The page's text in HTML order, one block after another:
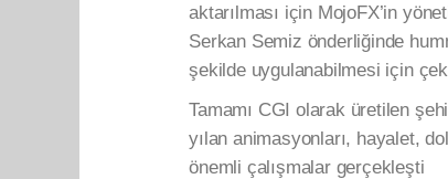
aktarılması için MojoFX’in
Serkan Semiz önderliğinde
şekilde uygulanabilmesi için
Tamamı CGI olarak üretilen
yılan animasyonları, hayalet,
önemli çalışmalar gerçekleşti